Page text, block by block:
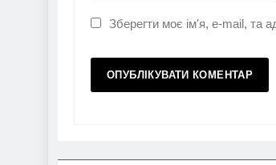
Зберегти моє ім'я, e-mail, та